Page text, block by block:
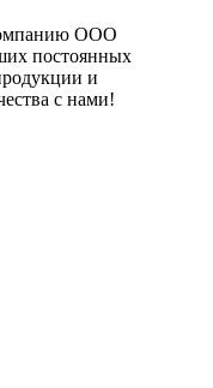
ООО
постоянных
и
с нами!